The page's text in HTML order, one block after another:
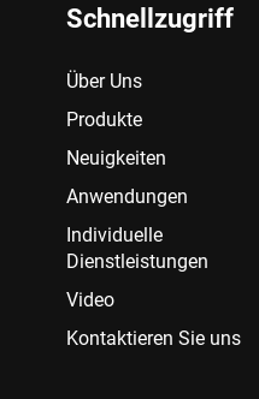
Schnellzugriff
Über Uns
Produkte
Neuigkeiten
Anwendungen
Individuelle
Dienstleistungen
Video
Kontaktieren Sie uns